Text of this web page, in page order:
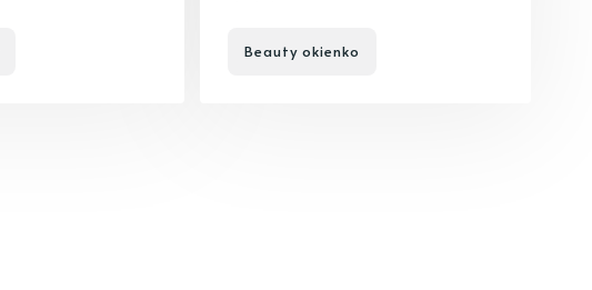
Beauty okienko